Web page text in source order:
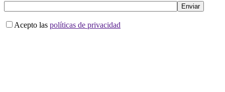
Acepto las políticas de privacidad